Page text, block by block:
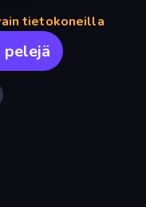
tietokoneilla
pelejä